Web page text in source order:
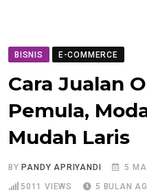
BISNIS E-COMMERCE
Cara Jualan
Pemula,
Mudah Laris
BY PANDY APRIYANDI 5
5011
VIEWS 5 BULAN